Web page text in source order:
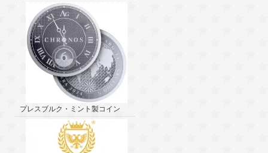
プレスブルク・ミント製コイン